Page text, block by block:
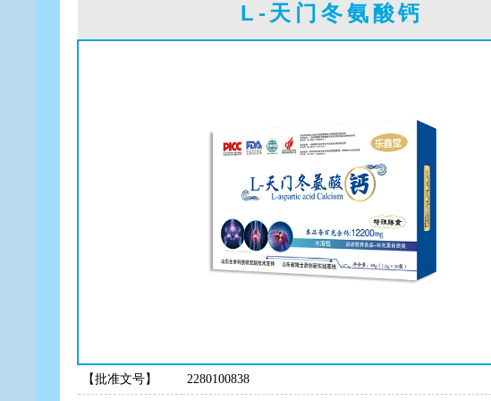
L-天门冬氨酸钙
【批准文号】 2280100838